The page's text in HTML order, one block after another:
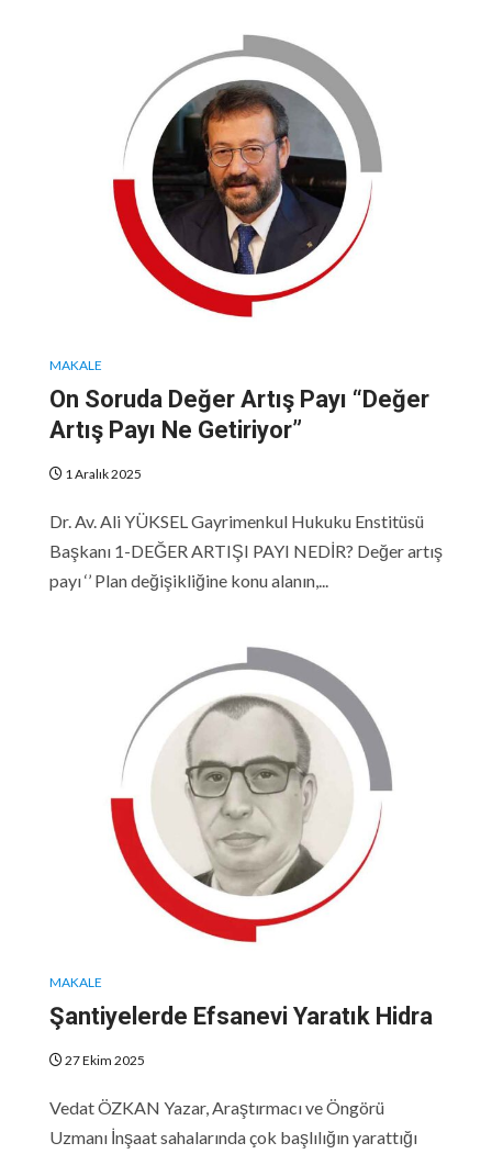
MAKALE
On Soruda Değer Artış Payı “Değer
Artış Payı Ne Getiriyor”
1 Aralık 2025
Dr. Av. Ali YÜKSEL Gayrimenkul Hukuku Enstitüsü
Başkanı 1-DEĞER ARTIŞI PAYI NEDİR? Değer artış
payı ‘’ Plan değişikliğine konu alanın,...
MAKALE
Şantiyelerde Efsanevi Yaratık Hidra
27 Ekim 2025
Vedat ÖZKAN Yazar, Araştırmacı ve Öngörü
Uzmanı İnşaat sahalarında çok başlılığın yarattığı